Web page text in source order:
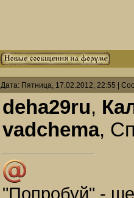
Дата: Пятница, 17.02.2012, 22:55 |
deha29ru,
vadchema,
"Попробуй" -